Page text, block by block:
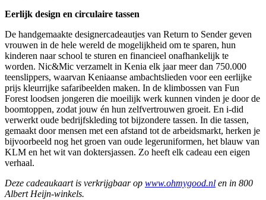
Eerlijk design en circulaire tassen
De handgemaakte designercadeautjes van Return to Sender geven
vrouwen in de hele wereld de mogelijkheid om te sparen, hun
kinderen naar school te sturen en financieel onafhankelijk te
worden. Nic&Mic verzamelt in Kenia elk jaar meer dan 750.000
teenslippers, waarvan Keniaanse ambachtslieden voor een eerlijke
prijs kleurrijke safaribeelden maken. In de klimbossen van Fun
Forest loodsen jongeren die moeilijk werk kunnen vinden je door de
boomtoppen, zodat jouw én hun zelfvertrouwen groeit. En i-did
verwerkt oude bedrijfskleding tot bijzondere tassen. In die tassen,
gemaakt door mensen met een afstand tot de arbeidsmarkt, herken je
bijvoorbeeld nog het groen van oude legeruniformen, het blauw van
KLM en het wit van doktersjassen. Zo heeft elk cadeau een eigen
verhaal.
Deze cadeaukaart is verkrijgbaar op www.ohmygood.nl en in 800
Albert Heijn-winkels.